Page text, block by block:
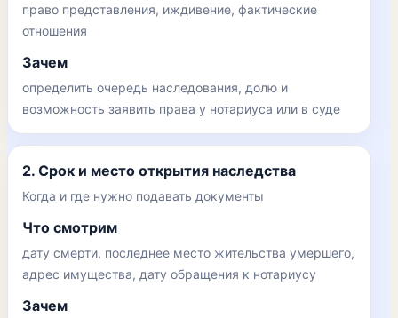
право представления, иждивение, фактические
отношения
Зачем
определить очередь наследования, долю и
возможность заявить права у нотариуса или в суде
2. Срок и место открытия наследства
Когда и где нужно подавать документы
Что смотрим
дату смерти, последнее место жительства умершего,
адрес имущества, дату обращения к нотариусу
Зачем